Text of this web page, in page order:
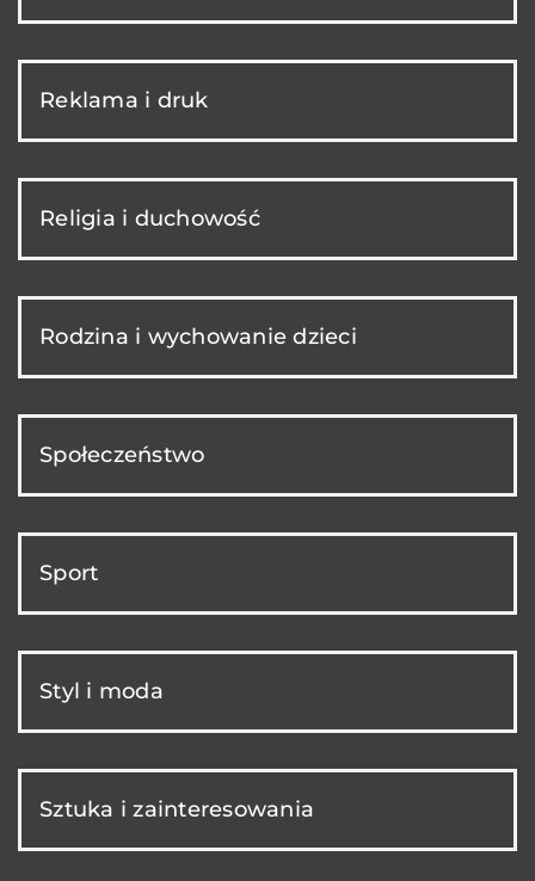
Reklama i druk
Religia i duchowość
Rodzina i wychowanie dzieci
Społeczeństwo
Sport
Styl i moda
Sztuka i zainteresowania